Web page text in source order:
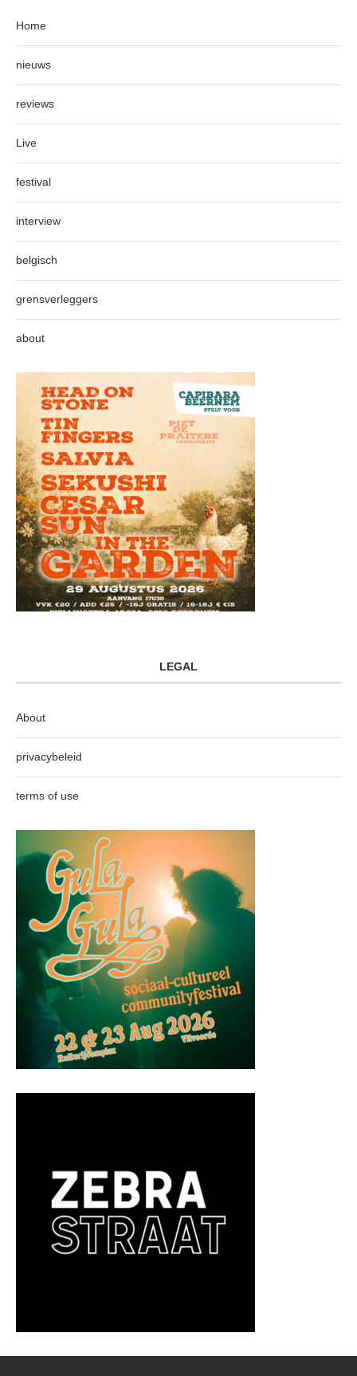
Home
nieuws
reviews
Live
festival
interview
belgisch
grensverleggers
about
LEGAL
About
privacybeleid
terms of use